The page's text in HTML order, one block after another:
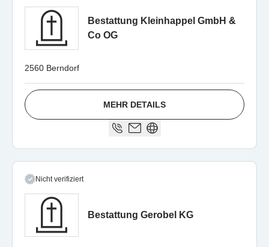
Bestattung Kleinhappel GmbH &
Co OG
2560 Berndorf
MEHR DETAILS
Nicht verifiziert
Bestattung Gerobel KG